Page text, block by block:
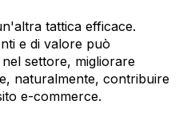
tattica efficace.
e di valore può
settore, migliorare
naturalmente, contribuire
e-commerce.